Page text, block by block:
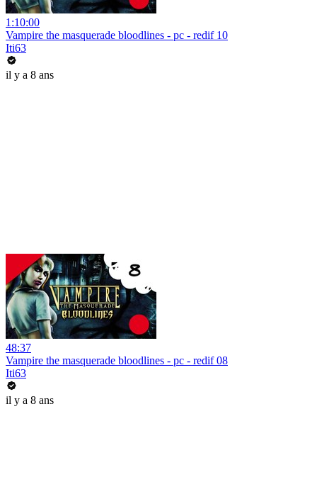
1:10:00
Vampire the masquerade bloodlines - pc - redif 10
Iti63
il y a 8 ans
48:37
Vampire the masquerade bloodlines - pc - redif 08
Iti63
il y a 8 ans